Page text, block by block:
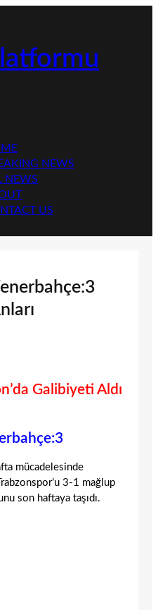
NEWS
NEWS
US
Galibiyeti Aldı
mücadelesinde
3-1 mağlup
son haftaya taşıdı.